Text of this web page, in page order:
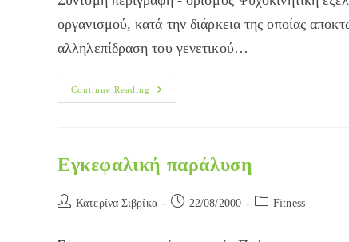
οργανισμού, κατά την διάρκεια της οποίας
αλληλεπίδραση του γενετικού…
Continue Reading
Ψυχοκινητική
Εξέλιξη
Εγκεφαλική παράλυση
PostΚατερίνα Σιβρίκα
Post 22/08/2000
PostFitness